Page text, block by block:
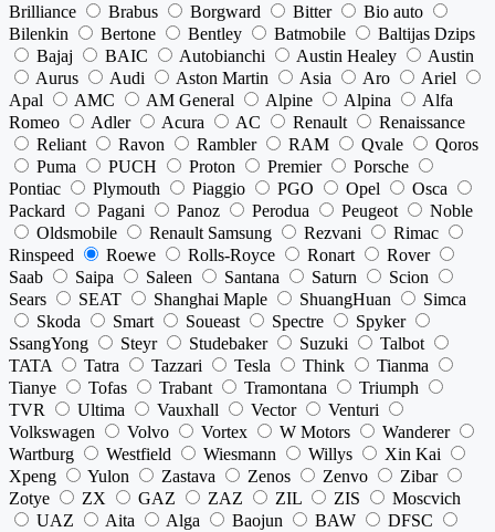
Brilliance
Brabus Borgward Bitter
Bio auto
Bilenkin
Bertone Bentley Batmobile
Baltijas Dzips
Bajaj
BAIC Autobianchi Austin Healey
Austin
Aurus
Audi Aston Martin Asia Aro
Ariel
Apal
AMC AM General Alpine Alpina
Alfa
Romeo
Adler Acura AC Renault
Renaissance
Reliant
Ravon Rambler RAM Qvale
Qoros
Puma
PUCH Proton Premier
Porsche
Pontiac
Plymouth Piaggio PGO Opel
Osca
Packard
Pagani Panoz Perodua Peugeot
Noble
Oldsmobile
Renault Samsung Rezvani
Rimac
Rinspeed
Roewe Rolls-Royce Ronart
Rover
Saab
Saipa Saleen Santana Saturn
Scion
Sears
SEAT Shanghai Maple ShuangHuan
Simca
Skoda
Smart Soueast Spectre
Spyker
SsangYong
Steyr Studebaker Suzuki
Talbot
TATA
Tatra Tazzari Tesla Think
Tianma
Tianye
Tofas Trabant Tramontana
Triumph
TVR
Ultima Vauxhall Vector
Venturi
Volkswagen
Volvo Vortex W Motors
Wanderer
Wartburg
Westfield Wiesmann Willys
Xin Kai
Xpeng
Yulon Zastava Zenos Zenvo
Zibar
Zotye
ZX GAZ ZAZ ZIL ZIS
Moscvich
UAZ
Aita Alga Baojun BAW
DFSC